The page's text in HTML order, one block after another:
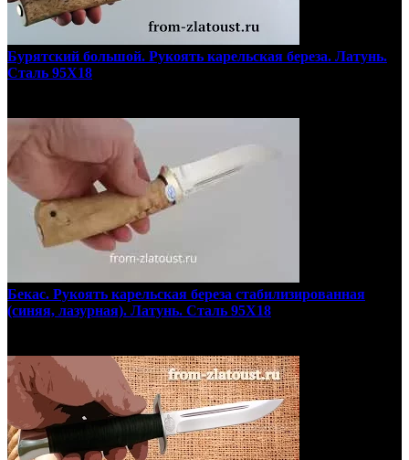
Бурятский большой. Рукоять карельская береза. Латунь.
Сталь 95Х18
Бекас. Рукоять карельская береза стабилизированная
(синяя, лазурная). Латунь. Сталь 95Х18